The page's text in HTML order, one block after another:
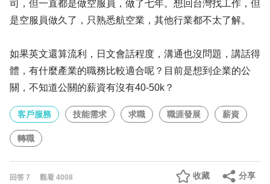
司，但一直都是做空服員，做了七年。想回台灣找工作，但
是空服員做久了，只熟悉航空業，其他行業都不太了解。
如果英文還算流利，日文會話程度，溝通也沒問題，講話得
體，有什麼產業的職務比較適合呢？目前是想到企業的公
關，不知道公關的薪資有沒有40-50k？
客戶服務 技能需求 求職 職涯發展 薪資
轉職
回答 7 觀看 4008 分享
收藏